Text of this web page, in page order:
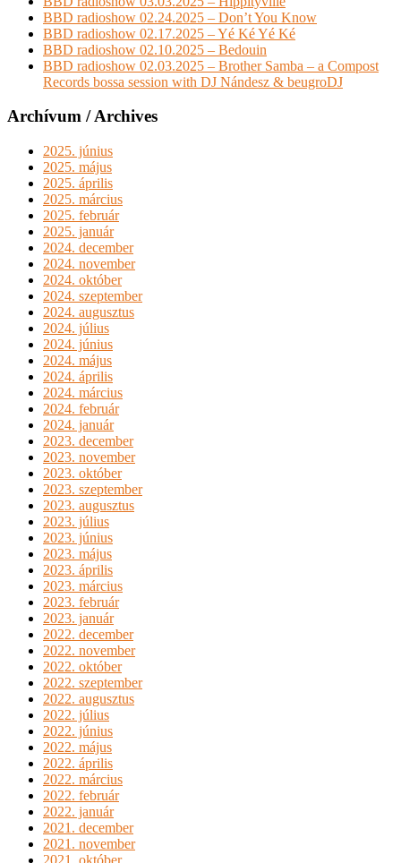
BBD radioshow 02.24.2025 – Don’t You Know
BBD radioshow 02.17.2025 – Yé Ké Yé Ké
BBD radioshow 02.10.2025 – Bedouin
BBD radioshow 02.03.2025 – Brother Samba – a Compost
Records bossa session with DJ Nándesz & beugroDJ
Archívum / Archives
2025. június
2025. május
2025. április
2025. március
2025. február
2025. január
2024. december
2024. november
2024. október
2024. szeptember
2024. augusztus
2024. július
2024. június
2024. május
2024. április
2024. március
2024. február
2024. január
2023. december
2023. november
2023. október
2023. szeptember
2023. augusztus
2023. július
2023. június
2023. május
2023. április
2023. március
2023. február
2023. január
2022. december
2022. november
2022. október
2022. szeptember
2022. augusztus
2022. július
2022. június
2022. május
2022. április
2022. március
2022. február
2022. január
2021. december
2021. november
2021. október